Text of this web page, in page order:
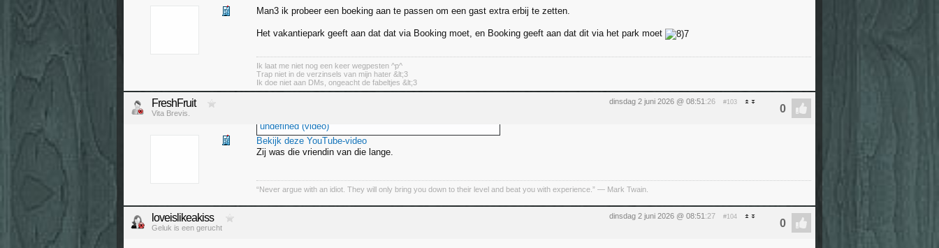
Man3 ik probeer een boeking aan te passen om een gast extra erbij te zetten.
Het vakantiepark geeft aan dat dat via Booking moet, en Booking geeft aan dat dit via het park moet
Ik laat me niet nog een keer wegpesten ^p^
Trap niet in de verzinsels van mijn hater &lt;3
Ik doe niet aan DMs, ongeacht de fabeltjes &lt;3
dinsdag 2 juni 2026 @ 08:51 :26 #103
FreshFruit
Vita Brevis.
undefined (video)
Bekijk deze YouTube-video
Zij was die vriendin van die lange.
“Never argue with an idiot. They will only bring you down to their level and beat you with experience.” ― Mark Twain.
dinsdag 2 juni 2026 @ 08:51 :27 #104
loveislikeakiss
Geluk is een gerucht